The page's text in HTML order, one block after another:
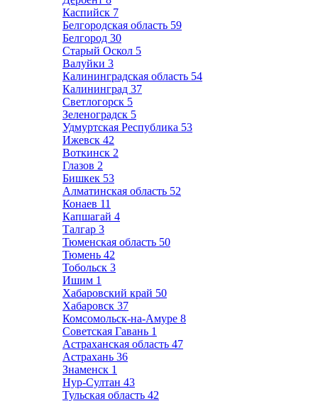
Каспийск 7
Белгородская область 59
Белгород 30
Старый Оскол 5
Валуйки 3
Калининградская область 54
Калининград 37
Светлогорск 5
Зеленоградск 5
Удмуртская Республика 53
Ижевск 42
Воткинск 2
Глазов 2
Бишкек 53
Алматинская область 52
Конаев 11
Капшагай 4
Талгар 3
Тюменская область 50
Тюмень 42
Тобольск 3
Ишим 1
Хабаровский край 50
Хабаровск 37
Комсомольск-на-Амуре 8
Советская Гавань 1
Астраханская область 47
Астрахань 36
Знаменск 1
Нур-Султан 43
Тульская область 42